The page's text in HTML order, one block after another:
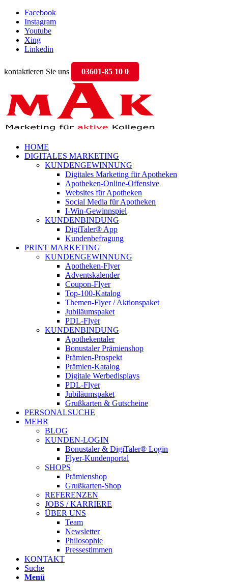
Facebook
Instagram
Youtube
Xing
Linkedin
kontaktieren Sie uns 03601-85 10 0
HOME
DIGITALES MARKETING
KUNDENGEWINNUNG
Digitales Marketing für Apotheken
Apotheken-Online-Offensive
Websites für Apotheken
Social Media für Apotheken
I-Win-Gewinnspiel
KUNDENBINDUNG
DigiTaler® App
Kundenbefragung
PRINT MARKETING
KUNDENGEWINNUNG
Apotheken-Flyer
Adventskalender
Coupon-Flyer
Top-100-Katalog
Themen-Flyer / Aktionspaket
Jubiläumspaket
PDL-Flyer
KUNDENBINDUNG
Apothekentaler
Bonustaler Prämienshop
Prämien-Prospekt
Prämien-Katalog
Digitale Werbedisplays
PDL-Flyer
Jubiläumspaket
Grußkarten & Gutscheine
PERSONALSUCHE
MEHR
BLOG
KUNDEN-LOGIN
Bonustaler & DigiTaler® Login
Flyer-Kundenportal
SHOPS
Prämienshop
Grußkarten-Shop
REFERENZEN
JOBS / KARRIERE
ÜBER UNS
Team
Newsletter
Philosophie
Pressestimmen
KONTAKT
Suche
Menü